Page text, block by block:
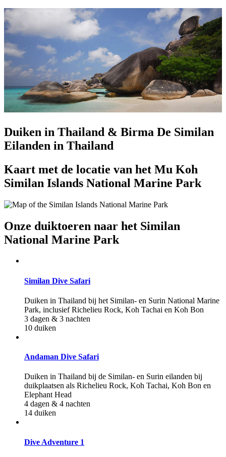
Duiken in Thailand & Birma De Similan
Eilanden in Thailand
Kaart met de locatie van het Mu Koh
Similan Islands National Marine Park
Onze duiktoeren naar het Similan
National Marine Park
Similan Dive Safari
Duiken in Thailand bij het Similan- en Surin National Marine
Park, inclusief Richelieu Rock, Koh Tachai en Koh Bon
3 dagen & 3 nachten
10 duiken
Andaman Dive Safari
Duiken in Thailand bij de Similan- en Surin eilanden bij
duikplaatsen als Richelieu Rock, Koh Tachai, Koh Bon en
Elephant Head
4 dagen & 4 nachten
14 duiken
Dive Adventure 1